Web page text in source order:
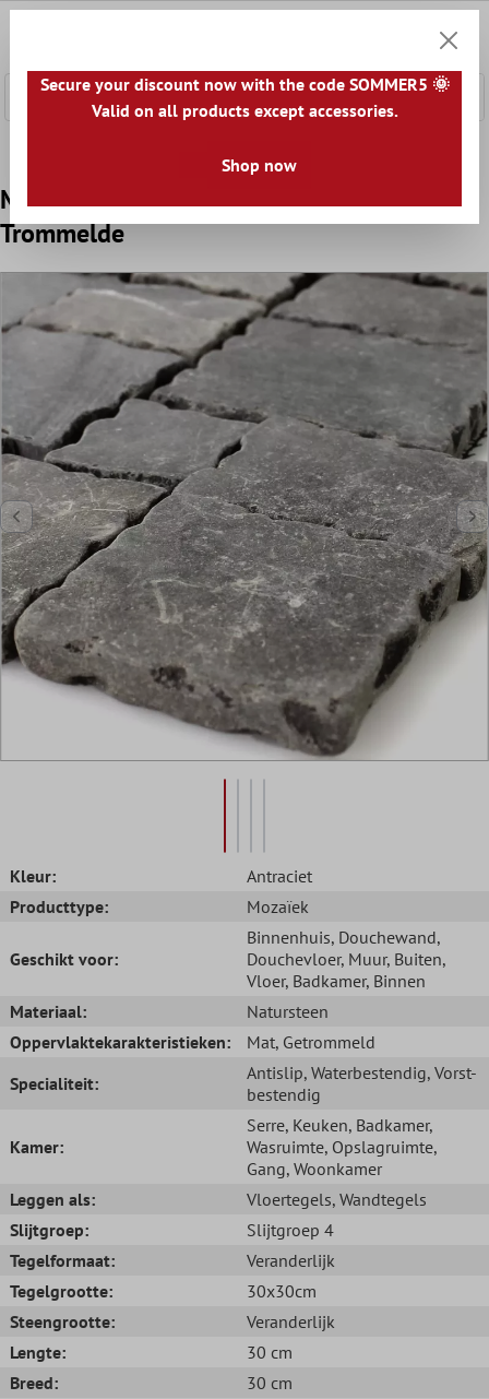
Mozaïektegel Natuursteen Antraciet
Trommelde
Kleur:
Antraciet
Producttype:
Mozaïek
Geschikt voor:
Binnenhuis, Douchewand,
Douchevloer, Muur, Buiten,
Vloer, Badkamer, Binnen
Materiaal:
Natursteen
Oppervlaktekarakteristieken:
Mat, Getrommeld
Specialiteit:
Antislip, Waterbestendig, Vorst-
bestendig
Kamer:
Serre, Keuken, Badkamer,
Wasruimte, Opslagruimte,
Gang, Woonkamer
Leggen als:
Vloertegels, Wandtegels
Slijtgroep:
Slijtgroep 4
Tegelformaat:
Veranderlijk
Tegelgrootte:
30x30cm
Steengrootte:
Veranderlijk
Lengte:
30 cm
Breed:
30 cm
Secure your discount now with the code SOMMER5 🌞
Valid on all products except accessories.
Shop now